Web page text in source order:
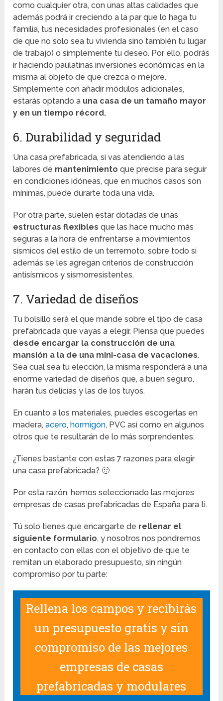
como cualquier otra, con unas altas calidades que
además podrá ir creciendo a la par que lo haga tu
familia, tus necesidades profesionales (en el caso
de que no solo sea tu vivienda sino también tu lugar
de trabajo) o simplemente tu deseo. Por ello, podrás
ir haciendo paulatinas inversiones económicas en la
misma al objeto de que crezca o mejore.
Simplemente con añadir módulos adicionales,
estarás optando a una casa de un tamaño mayor
y en un tiempo récord.
6. Durabilidad y seguridad
Una casa prefabricada, si vas atendiendo a las
labores de mantenimiento que precise para seguir
en condiciones idóneas, que en muchos casos son
mínimas, puede durarte toda una vida.
Por otra parte, suelen estar dotadas de unas
estructuras flexibles que las hace mucho más
seguras a la hora de enfrentarse a movimientos
sísmicos del estilo de un terremoto, sobre todo si
además se les agregan criterios de construcción
antisísmicos y sismorresistentes.
7. Variedad de diseños
Tu bolsillo será el que mande sobre el tipo de casa
prefabricada que vayas a elegir. Piensa que puedes
desde encargar la construcción de una
mansión a la de una mini-casa de vacaciones.
Sea cual sea tu elección, la misma responderá a una
enorme variedad de diseños que, a buen seguro,
harán tus delicias y las de los tuyos.
En cuanto a los materiales, puedes escogerlas en
madera,acero,hormigón, PVC así como en algunos
otros que te resultarán de lo más sorprendentes.
¿Tienes bastante con estas 7 razones para elegir
una casa prefabricada? 🙂
Por esta razón, hemos seleccionado las mejores
empresas de casas prefabricadas de España para ti.
Tú solo tienes que encargarte de rellenar el
siguiente formulario, y nosotros nos pondremos
en contacto con ellas con el objetivo de que te
remitan un elaborado presupuesto, sin ningún
compromiso por tu parte:
Rellena los campos y recibirás
un presupuesto gratis y sin
compromiso de las mejores
empresas de casas
prefabricadas y modulares